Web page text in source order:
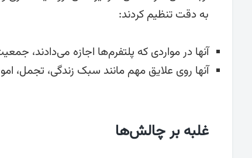
به دقت تنظیم کردند:
آنها در مواردی که پلتفرم‌ها اجازه می‌دادند،
آنها روی علایق مهم مانند سبک زندگی، تجمل،
غلبه بر چالش‌ها